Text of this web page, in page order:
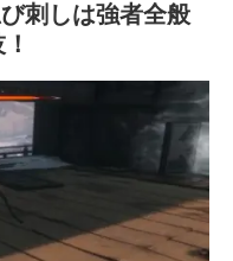
刺しは強者全般